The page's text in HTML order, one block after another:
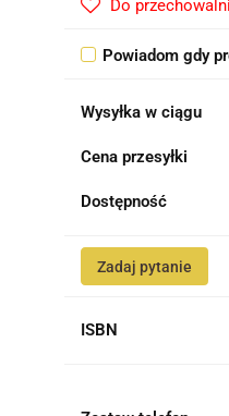
Do przechowalni
Powiadom gdy
Wysyłka w ciągu
Cena przesyłki
Dostępność
Zadaj pytanie
ISBN